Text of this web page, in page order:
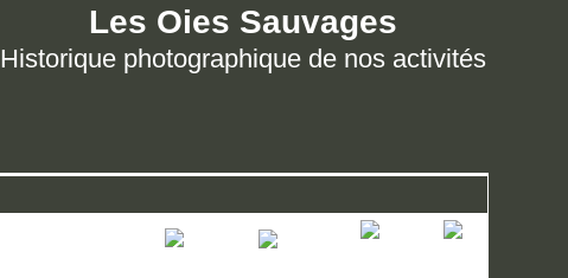
Les Oies Sauvages
Historique photographique de nos activités